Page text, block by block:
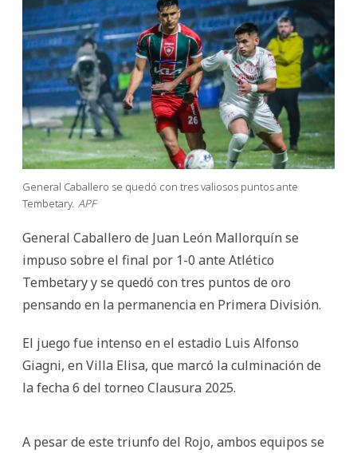
General Caballero se quedó con tres valiosos puntos ante
Tembetary. APF
General Caballero de Juan León Mallorquín se
impuso sobre el final por 1-0 ante Atlético
Tembetary y se quedó con tres puntos de oro
pensando en la permanencia en Primera División.
El juego fue intenso en el estadio Luis Alfonso
Giagni, en Villa Elisa, que marcó la culminación de
la fecha 6 del torneo Clausura 2025.
A pesar de este triunfo del Rojo, ambos equipos se